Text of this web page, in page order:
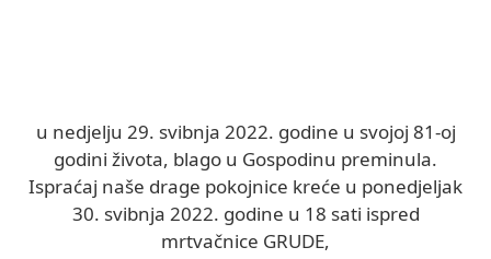
u nedjelju 29. svibnja 2022. godine u svojoj 81-oj
godini života, blago u Gospodinu preminula.
Ispraćaj naše drage pokojnice kreće u ponedjeljak
30. svibnja 2022. godine u 18 sati ispred
mrtvačnice GRUDE,